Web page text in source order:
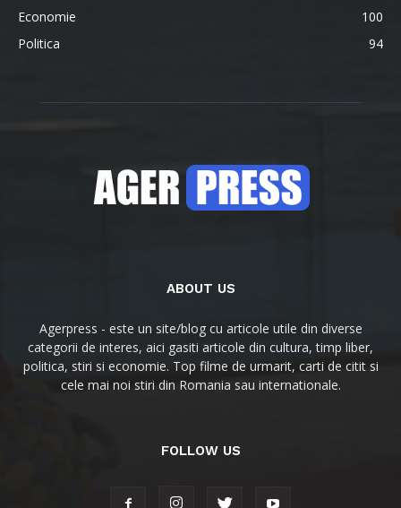
Economie
100
Politica
94
ABOUT US
Agerpress - este un site/blog cu articole utile din diverse
categorii de interes, aici gasiti articole din cultura, timp liber,
politica, stiri si economie. Top filme de urmarit, carti de citit si
cele mai noi stiri din Romania sau internationale.
FOLLOW US